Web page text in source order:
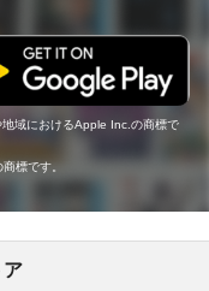
域におけるApple Inc.の商標で
標です。
ア